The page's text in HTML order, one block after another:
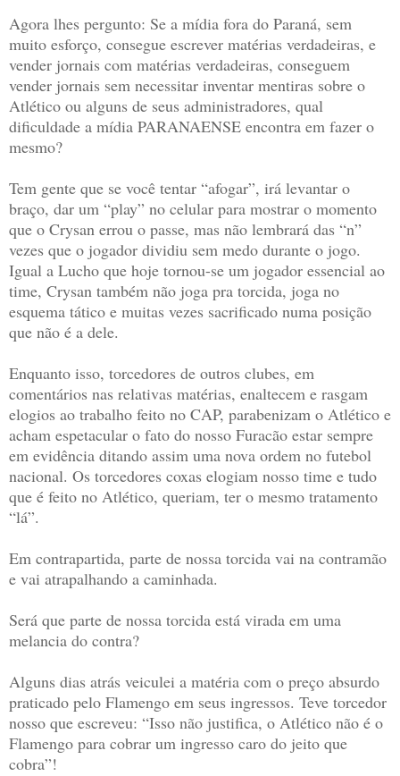
Agora lhes pergunto: Se a mídia fora do Paraná, sem
muito esforço, consegue escrever matérias verdadeiras, e
vender jornais com matérias verdadeiras, conseguem
vender jornais sem necessitar inventar mentiras sobre o
Atlético ou alguns de seus administradores, qual
dificuldade a mídia PARANAENSE encontra em fazer o
mesmo?
Tem gente que se você tentar “afogar”, irá levantar o
braço, dar um “play” no celular para mostrar o momento
que o Crysan errou o passe, mas não lembrará das “n”
vezes que o jogador dividiu sem medo durante o jogo.
Igual a Lucho que hoje tornou-se um jogador essencial ao
time, Crysan também não joga pra torcida, joga no
esquema tático e muitas vezes sacrificado numa posição
que não é a dele.
Enquanto isso, torcedores de outros clubes, em
comentários nas relativas matérias, enaltecem e rasgam
elogios ao trabalho feito no CAP, parabenizam o Atlético e
acham espetacular o fato do nosso Furacão estar sempre
em evidência ditando assim uma nova ordem no futebol
nacional. Os torcedores coxas elogiam nosso time e tudo
que é feito no Atlético, queriam, ter o mesmo tratamento
“lá”.
Em contrapartida, parte de nossa torcida vai na contramão
e vai atrapalhando a caminhada.
Será que parte de nossa torcida está virada em uma
melancia do contra?
Alguns dias atrás veiculei a matéria com o preço absurdo
praticado pelo Flamengo em seus ingressos. Teve torcedor
nosso que escreveu: “Isso não justifica, o Atlético não é o
Flamengo para cobrar um ingresso caro do jeito que
cobra”!